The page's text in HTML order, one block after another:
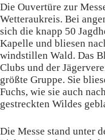
Die Ouvertüre zur
Wetteraukreis. Bei
sich die knapp 50
Kapelle und bliesen
windstillen Wald. Das
Clubs und der
größte Gruppe. Sie
Fuchs, wie sie auch
gestreckten Wildes
Die Messe stand unter